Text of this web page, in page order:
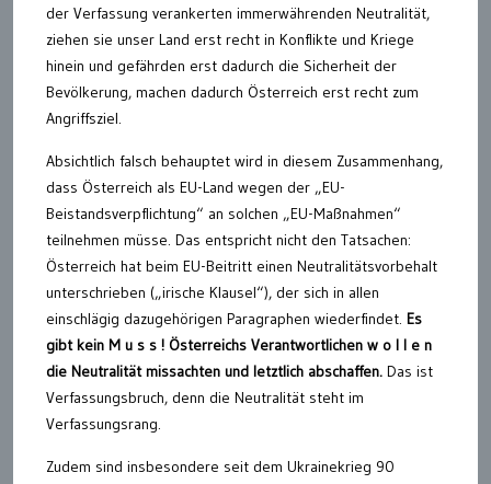
der Verfassung verankerten immerwährenden Neutralität,
ziehen sie unser Land erst recht in Konflikte und Kriege
hinein und gefährden erst dadurch die Sicherheit der
Bevölkerung, machen dadurch Österreich erst recht zum
Angriffsziel.
Absichtlich falsch behauptet wird in diesem Zusammenhang,
dass Österreich als EU-Land wegen der „EU-
Beistandsverpflichtung“ an solchen „EU-Maßnahmen“
teilnehmen müsse. Das entspricht nicht den Tatsachen:
Österreich hat beim EU-Beitritt einen Neutralitätsvorbehalt
unterschrieben („irische Klausel“), der sich in allen
einschlägig dazugehörigen Paragraphen wiederfindet. Es
gibt kein M u s s ! Österreichs Verantwortlichen w o l l e n
die Neutralität missachten und letztlich abschaffen. Das ist
Verfassungsbruch, denn die Neutralität steht im
Verfassungsrang.
Zudem sind insbesondere seit dem Ukrainekrieg 90